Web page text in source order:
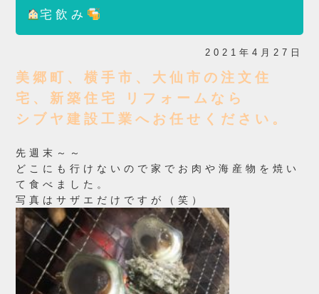
宅飲み
2021年4月27日
美郷町、横手市、大仙市の注文住
宅、新築住宅 リフォームなら
シブヤ建設工業へお任せください。
先週末～～
どこにも行けないので家でお肉や海産物を焼い
て食べました。
写真はサザエだけですが（笑）